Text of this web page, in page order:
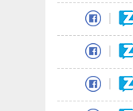
|
|
|